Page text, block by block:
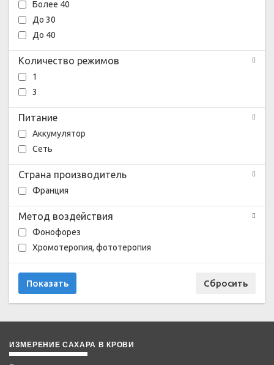
Более 40
До 30
До 40
Количество режимов
1
3
Питание
Аккумулятор
Сеть
Страна производитель
Франция
Метод воздействия
Фонофорез
Хромотеропия, фототеропия
ИЗМЕРЕНИЕ САХАРА В КРОВИ